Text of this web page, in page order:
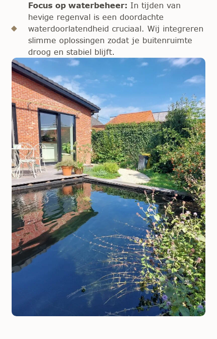
Focus op waterbeheer: In tijden van
hevige regenval is een doordachte
waterdoorlatendheid cruciaal. Wij integreren
slimme oplossingen zodat je buitenruimte
droog en stabiel blijft.